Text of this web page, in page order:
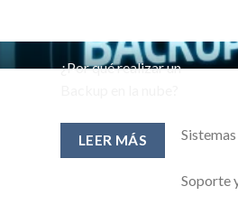
¿Por qué realizar un
LEER MÁS Sistemas
Soporte